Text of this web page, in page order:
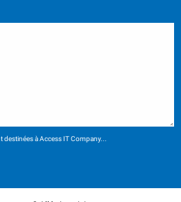
à Access IT Company...